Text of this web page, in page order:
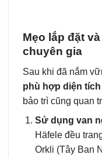
Mẹo lắp đặt
chuyên gia
Sau khi đã nắm
phù hợp diện
bảo trì cũng quan
Sử dụng van
Häfele đều
Orkli (Tây Ban